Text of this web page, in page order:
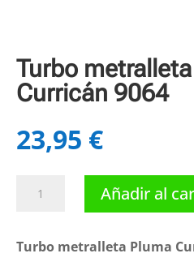
Turbo
Curricán 9064
23,95 €
metralleta
Curricán
Añadir al
Turbo metralleta Pluma